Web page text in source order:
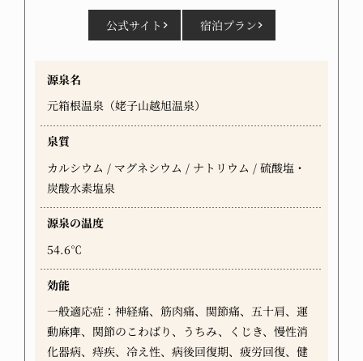
公式サイト 宿泊プラン
源泉名
元箱根温泉（姥子山越旭温泉）
泉質
カルシウム / マグネシウム / ナトリウム / 硫酸塩・
炭酸水素塩泉
源泉の温度
54.6℃
効能
一般適応症：神経痛、筋肉痛、関節痛、五十肩、運
動麻痺、関節のこわばり、うちみ、くじき、慢性消
化器病、痔疾、冷え性、病後回復期、疲労回復、健